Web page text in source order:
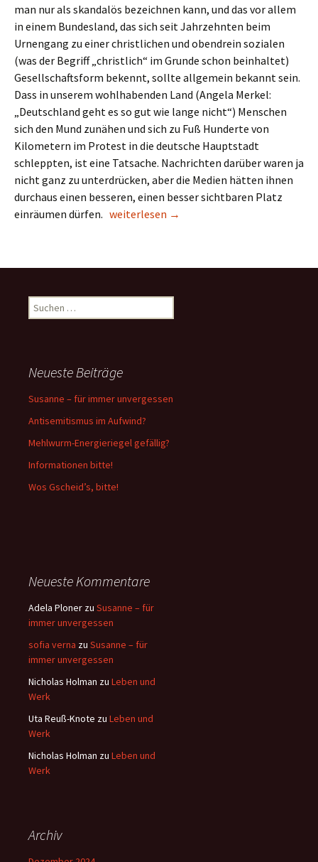
man nur als skandalös bezeichnen kann, und das vor allem
in einem Bundesland, das sich seit Jahrzehnten beim
Urnengang zu einer christlichen und obendrein sozialen
(was der Begriff „christlich“ im Grunde schon beinhaltet)
Gesellschaftsform bekennt, sollte allgemein bekannt sein.
Dass in unserem wohlhabenden Land (Angela Merkel:
„Deutschland geht es so gut wie lange nicht“) Menschen
sich den Mund zunähen und sich zu Fuß Hunderte von
Kilometern im Protest in die deutsche Hauptstadt
schleppten, ist eine Tatsache. Nachrichten darüber waren ja
nicht ganz zu unterdrücken, aber die Medien hätten ihnen
durchaus einen besseren, einen besser sichtbaren Platz
einräumen dürfen. Armutszuwanderung
weiterlesen →
Suchen
nach:
Neueste Beiträge
Susanne – für immer unvergessen
Antisemitismus im Aufwind?
Mehlwurm-Energieriegel gefällig?
Informationen bitte!
Wos Gscheid’s, bitte!
Neueste Kommentare
Adela Ploner zu Susanne – für
immer unvergessen
sofia verna zu Susanne – für
immer unvergessen
Nicholas Holman zu Leben und
Werk
Uta Reuß-Knote zu Leben und
Werk
Nicholas Holman zu Leben und
Werk
Archiv